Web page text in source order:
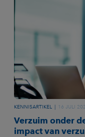
KENNISARTIKEL 16 JULI
Verzuim onder
impact van